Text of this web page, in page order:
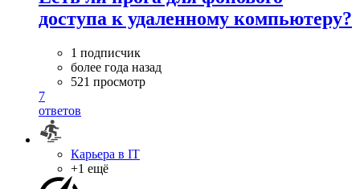
доступа к удаленному компьютеру?
1 подписчик
более года назад
521 просмотр
7
ответов
Карьера в IT
+1 ещё